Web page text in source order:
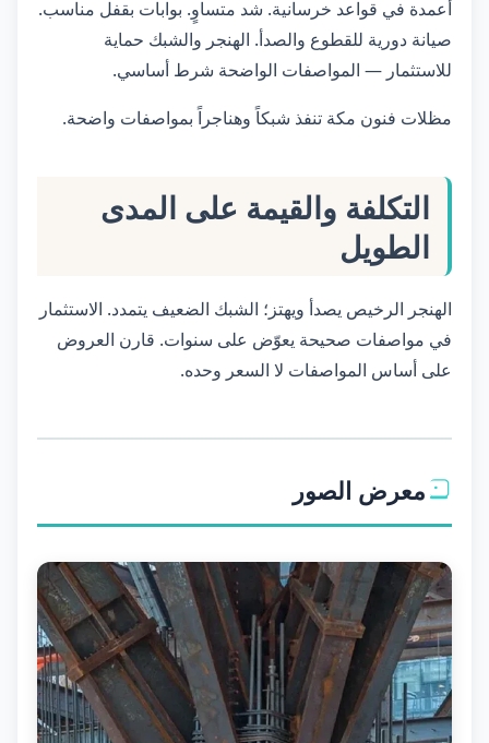
أعمدة في قواعد خرسانية. شد متساوٍ. بوابات بقفل مناسب.
صيانة دورية للقطوع والصدأ. الهنجر والشبك حماية
للاستثمار — المواصفات الواضحة شرط أساسي.
مظلات فنون مكة تنفذ شبكاً وهناجراً بمواصفات واضحة.
التكلفة والقيمة على المدى
الطويل
الهنجر الرخيص يصدأ ويهتز؛ الشبك الضعيف يتمدد. الاستثمار
في مواصفات صحيحة يعوّض على سنوات. قارن العروض
على أساس المواصفات لا السعر وحده.
معرض الصور